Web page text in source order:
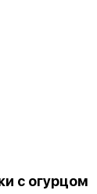
с огурцом